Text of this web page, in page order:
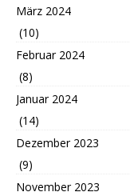
März 2024
(10)
Februar 2024
(8)
Januar 2024
(14)
Dezember 2023
(9)
November 2023